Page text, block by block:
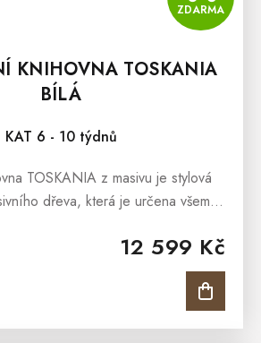
ZDARMA
KNIHOVNA TOSKANIA
BÍLÁ
KAT 6 - 10 týdnů
12 599 Kč
TOSKANIA z masivu je stylová
dřeva, která je určena všem
masivu, a kteří milují...